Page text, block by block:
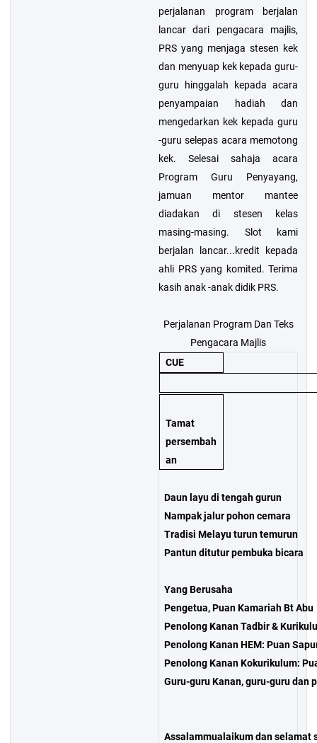
perjalanan program berjalan
lancar dari pengacara majlis,
PRS yang menjaga stesen kek
dan menyuap kek kepada guru-
guru hinggalah kepada acara
penyampaian hadiah dan
mengedarkan kek kepada guru
-guru selepas acara memotong
kek. Selesai sahaja acara
Program Guru Penyayang,
jamuan mentor mantee
diadakan di stesen kelas
masing-masing. Slot kami
berjalan lancar...kredit kepada
ahli PRS yang komited. Terima
kasih anak -anak didik PRS.
Perjalanan Program Dan Teks
Pengacara Majlis
CUE
Tamat
persembah
an
Daun layu di tengah gurun
Nampak jalur pohon cemara
Tradisi Melayu turun temurun
Pantun ditutur pembuka bicara
Yang Berusaha
Pengetua, Puan Kamariah Bt Abu
Penolong Kanan Tadbir &
Penolong Kanan HEM: Puan
Penolong Kanan Kokurikulum:
Guru-guru Kanan, guru-guru dan
Assalammualaikum dan selamat